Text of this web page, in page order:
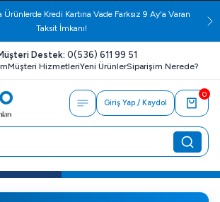
Kredi Kartına Vade Farksız 9 Ay'a Varan
Taksit İmkanı!
Destek: 0(536) 611 99 51
Müşteri HizmetleriYeni ÜrünlerSiparişim Nerede?
Giriş Yap / Kaydol
0